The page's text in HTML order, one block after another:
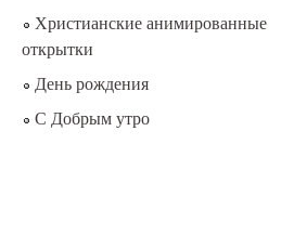
Христианские анимированные
открытки
День рождения
С Добрым утро